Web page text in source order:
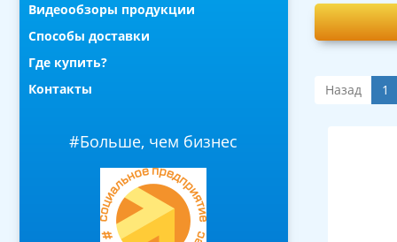
Видеообзоры продукции
Способы доставки
Где купить?
Контакты
#Больше, чем бизнес
Назад 1